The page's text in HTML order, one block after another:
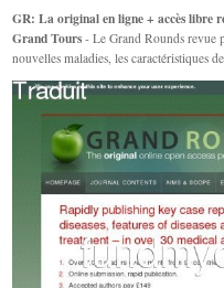
GR: La original en ligne + accès libre
Grand Tours - Le Grand Rounds revue
nouvelles maladies, les caractéristiques